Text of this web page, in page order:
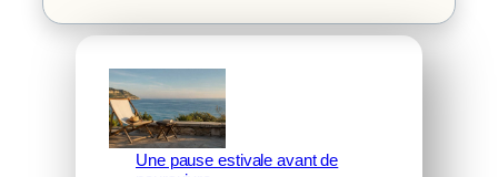
Une pause estivale avant de